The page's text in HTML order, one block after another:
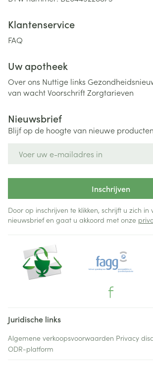
Klantenservice
FAQ
Uw apotheek
Over ons Nuttige links
van wachtVoorschriftZorgtarieven
Nieuwsbrief
Blijf op de hoogte van nieuwe
Inschrijven
Door op inschrijven te klikken, schrijft u zich in
nieuwsbrief en gaat u akkoord met onze
Juridische links
Algemene verkoopsvoorwaarden Privacy
ODR-platform